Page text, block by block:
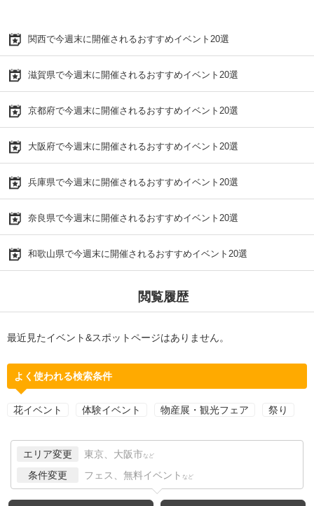
関西で今週末に開催されるおすすめイベント20選
滋賀県で今週末に開催されるおすすめイベント20選
京都府で今週末に開催されるおすすめイベント20選
大阪府で今週末に開催されるおすすめイベント20選
兵庫県で今週末に開催されるおすすめイベント20選
奈良県で今週末に開催されるおすすめイベント20選
和歌山県で今週末に開催されるおすすめイベント20選
閲覧履歴
最近見たイベント&スポットページはありません。
よく使われる検索条件
花イベント 体験イベント 物産展・観光フェア 祭り
エリア変更 東京、大阪市 など
条件変更 フェス、無料イベント など